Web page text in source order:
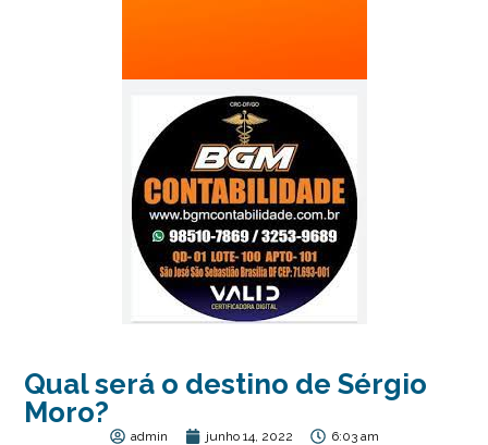
Qual será o destino de Sérgio
Moro?
admin junho 14, 2022 6:03 am